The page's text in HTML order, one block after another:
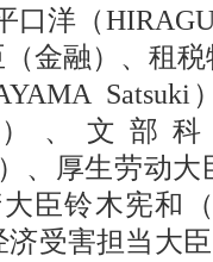
口洋（
金融）、租
）、文
）、厚生劳动
臣铃木宪和
受害担当大